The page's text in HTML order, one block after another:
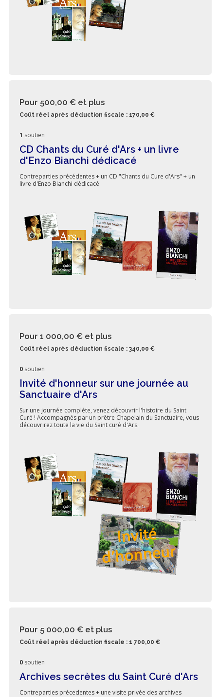
Pour 500,00 € et plus
Coût réel après déduction fiscale : 170,00 €
1 soutien
CD Chants du Curé d'Ars + un livre
d'Enzo Bianchi dédicacé
Contreparties précédentes + un CD "Chants du Cure d'Ars" + un
livre d'Enzo Bianchi dédicacé
Pour 1 000,00 € et plus
Coût réel après déduction fiscale : 340,00 €
0 soutien
Invité d'honneur sur une journée au
Sanctuaire d'Ars
Sur une journée complète, venez découvrir l'histoire du Saint
Curé ! Accompagnés par un prêtre Chapelain du Sanctuaire, vous
découvrirez toute la vie du Saint curé d'Ars.
Pour 5 000,00 € et plus
Coût réel après déduction fiscale : 1 700,00 €
0 soutien
Archives secrètes du Saint Curé d'Ars
Contreparties précedentes + une visite privée des archives